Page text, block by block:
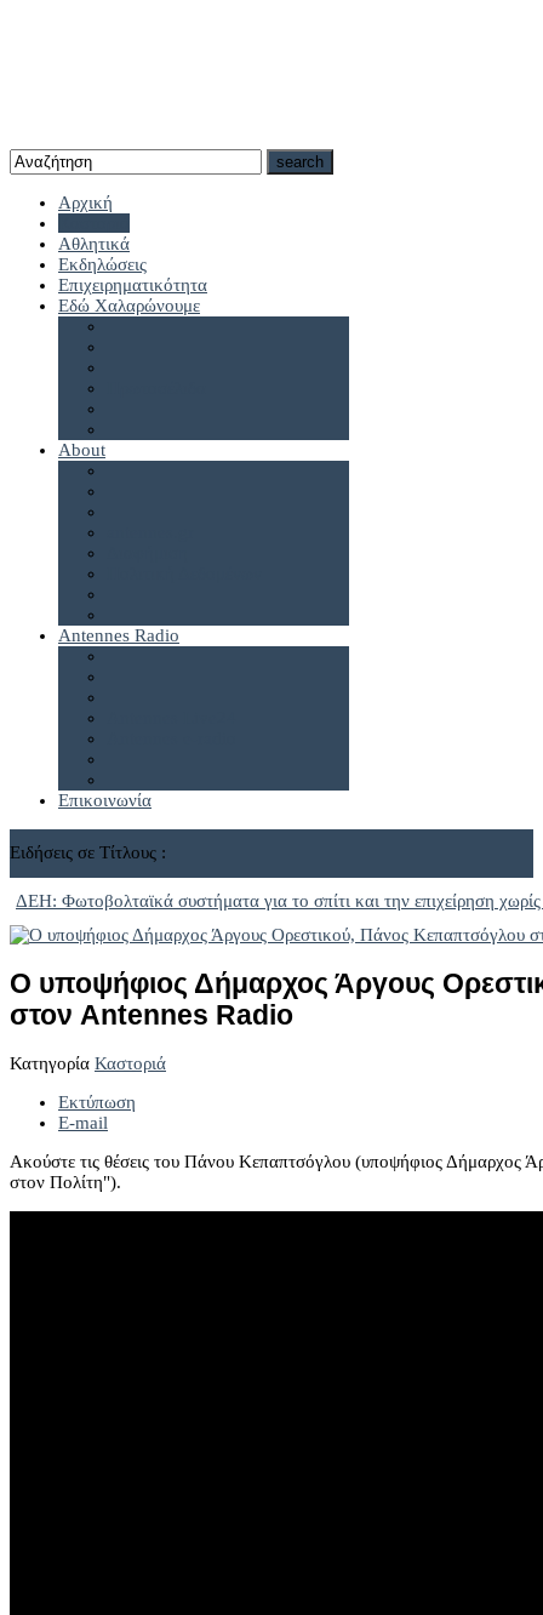
Αρχική
Αθλητικά
Εκδηλώσεις
Επιχειρηματικότητα
Εδώ Χαλαρώνουμε
About
Antennes Radio
Επικοινωνία
Ειδήσεις σε Τίτλους :
ΔΕΗ: Φωτοβολταϊκά συστήματα για το σπίτι και την επιχείρηση
Ο υποψήφιος Δήμαρχος Άργους
στον Antennes Radio
Κατηγορία Καστοριά
Εκτύπωση
E-mail
Ακούστε τις θέσεις του Πάνου Κεπαπτσόγλου (υποψήφιος Δήμαρχος
στον Πολίτη").